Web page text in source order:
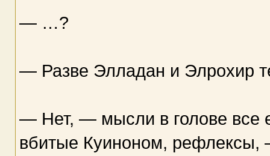
— …?
— Разве Элладан и Элрохир
— Нет, — мысли в голове все
вбитые Куиноном,